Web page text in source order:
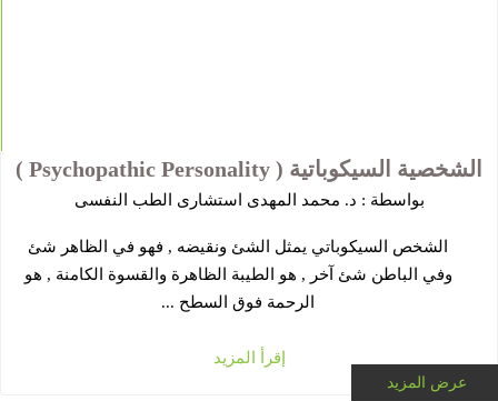
الشخصية السيكوباتية ( Psychopathic Personality )
بواسطة : د. محمد المهدى استشارى الطب النفسى
الشخص السيكوباتي يمثل الشئ ونقيضه , فهو في الظاهر شئ
وفي الباطن شئ آخر , هو الطيبة الظاهرة والقسوة الكامنة , هو
الرحمة فوق السطح ...
إقرأ المزيد
عرض المزيد